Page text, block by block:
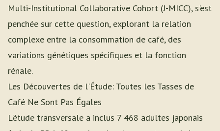
Multi-Institutional Collaborative Cohort (J-MICC), s'est
penchée sur cette question, explorant la relation
complexe entre la consommation de café, des
variations génétiques spécifiques et la fonction
rénale.
Les Découvertes de l'Étude: Toutes les Tasses de
Café Ne Sont Pas Égales
L'étude transversale a inclus 7 468 adultes japonais